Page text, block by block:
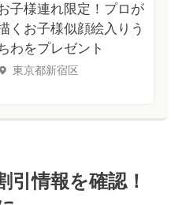
子様連れ限定！プロが
くお子様似顔絵入りう
わをプレゼント
東京都新宿区
引情報を確認！